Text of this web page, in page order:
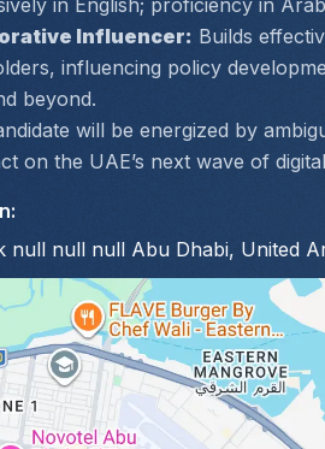
in English; proficiency in
Influencer: Builds
influencing policy
beyond.
will be energized by
on the UAE’s next wave of
:
null null null Abu Dhabi, United